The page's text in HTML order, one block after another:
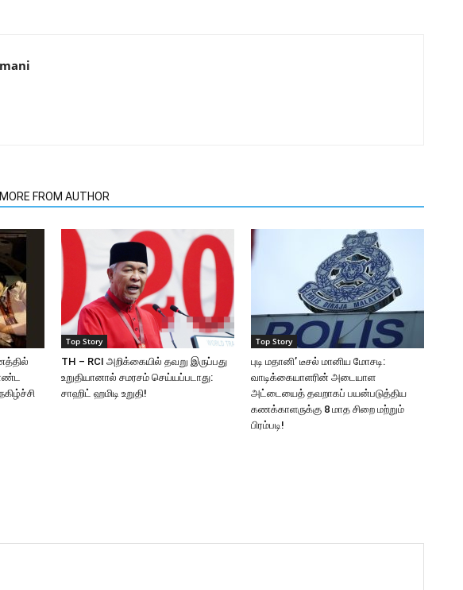
MORE FROM AUTHOR
Top Story
TH – RCI அறிக்கையில் தவறு இருப்பது
உறுதியானால் சமரசம் செய்யப்படாது:
சாஹிட் ஹமிடி உறுதி!
Top Story
புடி மதானி’ டீசல் மானிய மோசடி:
வாடிக்கையாளரின் அடையாள
அட்டையைத் தவறாகப் பயன்படுத்திய
கணக்காளருக்கு 8 மாத சிறை மற்றும்
பிரம்படி!